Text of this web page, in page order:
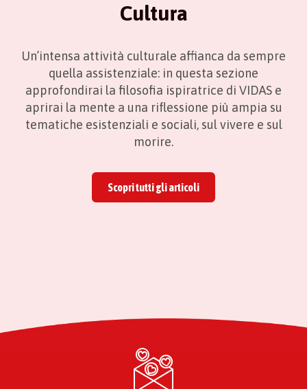
Cultura
Un’intensa attività culturale affianca da sempre
quella assistenziale: in questa sezione
approfondirai la filosofia ispiratrice di VIDAS e
aprirai la mente a una riflessione più ampia su
tematiche esistenziali e sociali, sul vivere e sul
morire.
Scopri tutti gli articoli